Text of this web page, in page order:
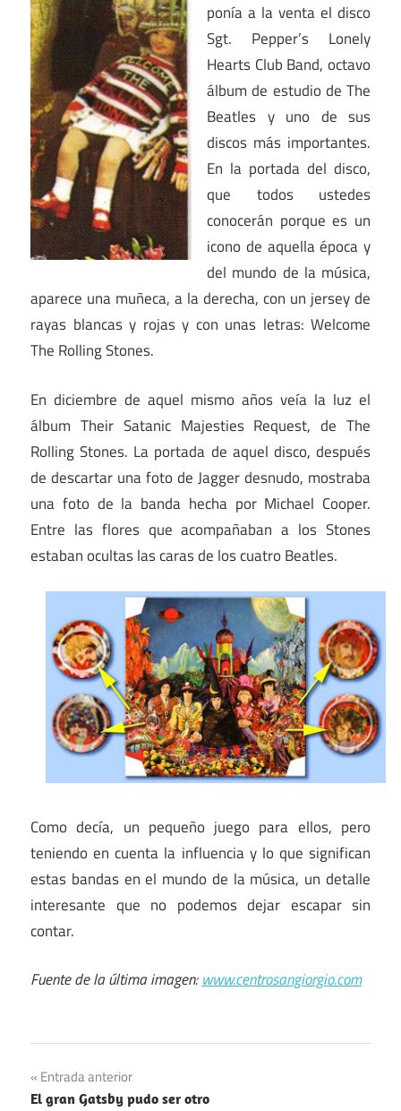
ponía a la venta el disco
Sgt. Pepper’s Lonely
Hearts Club Band, octavo
álbum de estudio de The
Beatles y uno de sus
discos más importantes.
En la portada del disco,
que todos ustedes
conocerán porque es un
icono de aquella época y
del mundo de la música,
aparece una muñeca, a la derecha, con un jersey de
rayas blancas y rojas y con unas letras: Welcome
The Rolling Stones.
En diciembre de aquel mismo años veía la luz el
álbum Their Satanic Majesties Request, de The
Rolling Stones. La portada de aquel disco, después
de descartar una foto de Jagger desnudo, mostraba
una foto de la banda hecha por Michael Cooper.
Entre las flores que acompañaban a los Stones
estaban ocultas las caras de los cuatro Beatles.
Como decía, un pequeño juego para ellos, pero
teniendo en cuenta la influencia y lo que significan
estas bandas en el mundo de la música, un detalle
interesante que no podemos dejar escapar sin
contar.
Fuente de la última imagen:www.centrosangiorgio.com
Navegación
Entrada anterior
El gran Gatsby pudo ser otro